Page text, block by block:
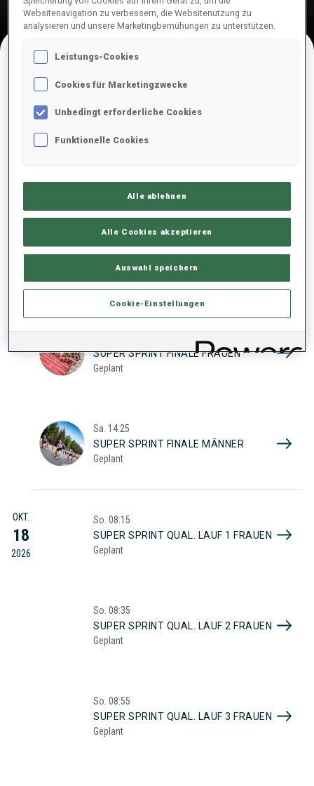
NACHFOLGENDE WETTKÄMPFE
Sa.10:20
SUPER SPRINT QUAL. MÄNNER
SUPER SPRINT FINALE FRAUEN
Geplant
Sa. 14:25
SUPER SPRINT FINALE MÄNNER
Geplant
OKT.
18
2026
So. 08:15
SUPER SPRINT QUAL. LAUF 1 FRAUEN
Geplant
So. 08:35
SUPER SPRINT QUAL. LAUF 2 FRAUEN
Geplant
So. 08:55
SUPER SPRINT QUAL. LAUF 3 FRAUEN
Geplant
Websitenavigation zu verbessern, die Websitenutzung zu
analysieren und unsere Marketingbemühungen zu unterstützen.
Leistungs-Cookies
Cookies für Marketingzwecke
Unbedingt erforderliche Cookies
Funktionelle Cookies
Alle ablehnen
Alle Cookies akzeptieren
Auswahl speichern
Cookie-Einstellungen